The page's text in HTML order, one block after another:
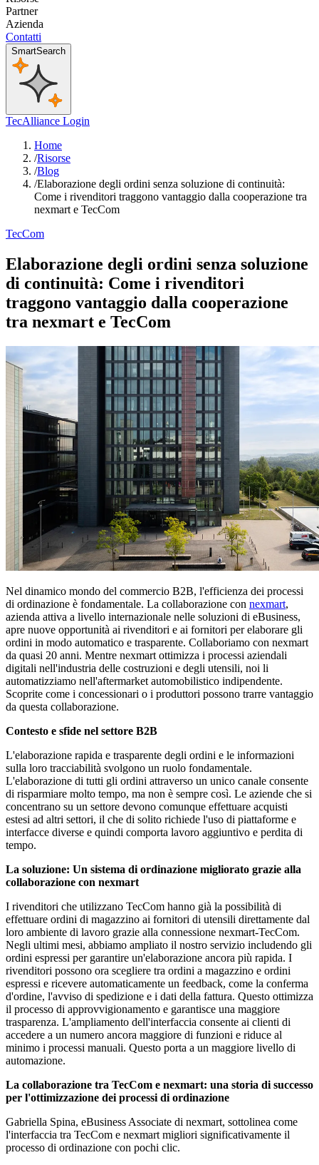
Partner
Azienda
Contatti
SmartSearch
TecAlliance Login
Home
/Risorse
/Blog
/Elaborazione degli ordini senza soluzione di continuità:
Come i rivenditori traggono vantaggio dalla cooperazione tra
nexmart e TecCom
TecCom
Elaborazione degli ordini senza soluzione
di continuità: Come i rivenditori
traggono vantaggio dalla cooperazione
tra nexmart e TecCom
Nel dinamico mondo del commercio B2B, l'efficienza dei processi
di ordinazione è fondamentale. La collaborazione con nexmart,
azienda attiva a livello internazionale nelle soluzioni di eBusiness,
apre nuove opportunità ai rivenditori e ai fornitori per elaborare gli
ordini in modo automatico e trasparente. Collaboriamo con nexmart
da quasi 20 anni. Mentre nexmart ottimizza i processi aziendali
digitali nell'industria delle costruzioni e degli utensili, noi li
automatizziamo nell'aftermarket automobilistico indipendente.
Scoprite come i concessionari o i produttori possono trarre vantaggio
da questa collaborazione.
Contesto e sfide nel settore B2B
L'elaborazione rapida e trasparente degli ordini e le informazioni
sulla loro tracciabilità svolgono un ruolo fondamentale.
L'elaborazione di tutti gli ordini attraverso un unico canale consente
di risparmiare molto tempo, ma non è sempre così. Le aziende che si
concentrano su un settore devono comunque effettuare acquisti
estesi ad altri settori, il che di solito richiede l'uso di piattaforme e
interfacce diverse e quindi comporta lavoro aggiuntivo e perdita di
tempo.
La soluzione: Un sistema di ordinazione migliorato grazie alla
collaborazione con nexmart
I rivenditori che utilizzano TecCom hanno già la possibilità di
effettuare ordini di magazzino ai fornitori di utensili direttamente dal
loro ambiente di lavoro grazie alla connessione nexmart-TecCom.
Negli ultimi mesi, abbiamo ampliato il nostro servizio includendo gli
ordini espressi per garantire un'elaborazione ancora più rapida. I
rivenditori possono ora scegliere tra ordini a magazzino e ordini
espressi e ricevere automaticamente un feedback, come la conferma
d'ordine, l'avviso di spedizione e i dati della fattura. Questo ottimizza
il processo di approvvigionamento e garantisce una maggiore
trasparenza. L'ampliamento dell'interfaccia consente ai clienti di
accedere a un numero ancora maggiore di funzioni e riduce al
minimo i processi manuali. Questo porta a un maggiore livello di
automazione.
La collaborazione tra TecCom e nexmart: una storia di successo
per l'ottimizzazione dei processi di ordinazione
Gabriella Spina, eBusiness Associate di nexmart, sottolinea come
l'interfaccia tra TecCom e nexmart migliori significativamente il
processo di ordinazione con pochi clic.